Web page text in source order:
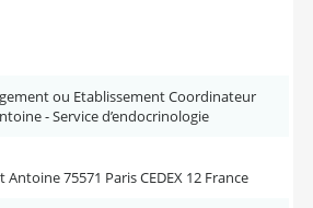
ou Etablissement Coordinateur
- Service d’endocrinologie
75571 Paris CEDEX 12 France